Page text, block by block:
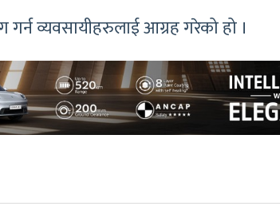
व्यवसायीहरुलाई आग्रह गरेको हो ।